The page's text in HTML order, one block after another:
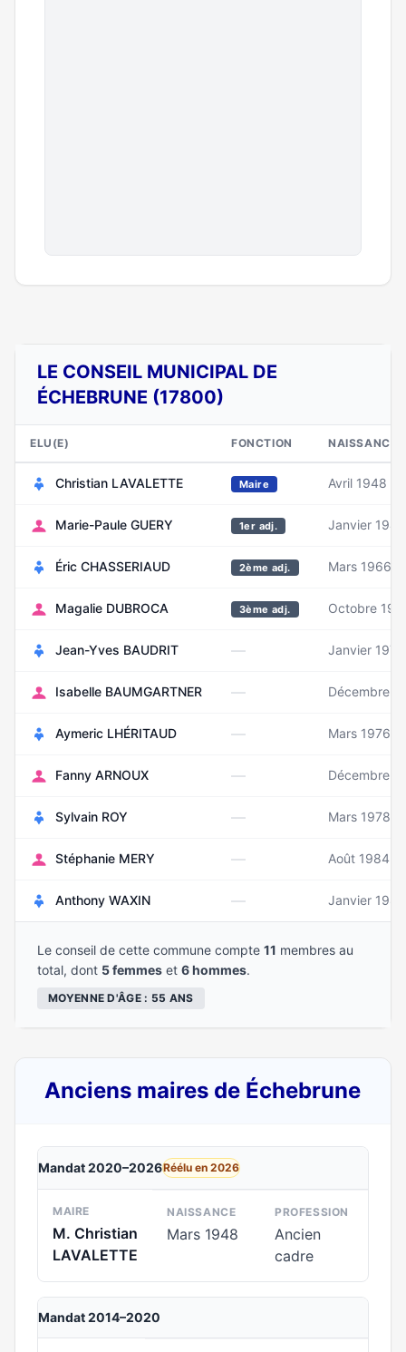
LE CONSEIL MUNICIPAL DE
ÉCHEBRUNE (17800)
ELU(E) FONCTION NAISSANCE
Christian LAVALETTE Maire Avril 1948
Marie-Paule GUERY 1er adj. Janvier 1946
Éric CHASSERIAUD 2ème adj. Mars 1966
Magalie DUBROCA 3ème adj. Octobre
Jean-Yves BAUDRIT — Janvier 1972
Isabelle BAUMGARTNER — Décembre
Aymeric LHÉRITAUD — Mars 1976
Fanny ARNOUX — Décembre
Sylvain ROY — Mars 1978
Stéphanie MERY — Août 1984
Anthony WAXIN — Janvier 1985
Le conseil de cette commune compte 11 membres au
total, dont 5 femmes et 6 hommes.
MOYENNE D'ÂGE : 55 ANS
Anciens maires de Échebrune
Mandat 2020–2026Réélu en 2026
MAIRE
M. Christian
LAVALETTE
NAISSANCE
Mars 1948
PROFESSION
Ancien
cadre
Mandat 2014–2020